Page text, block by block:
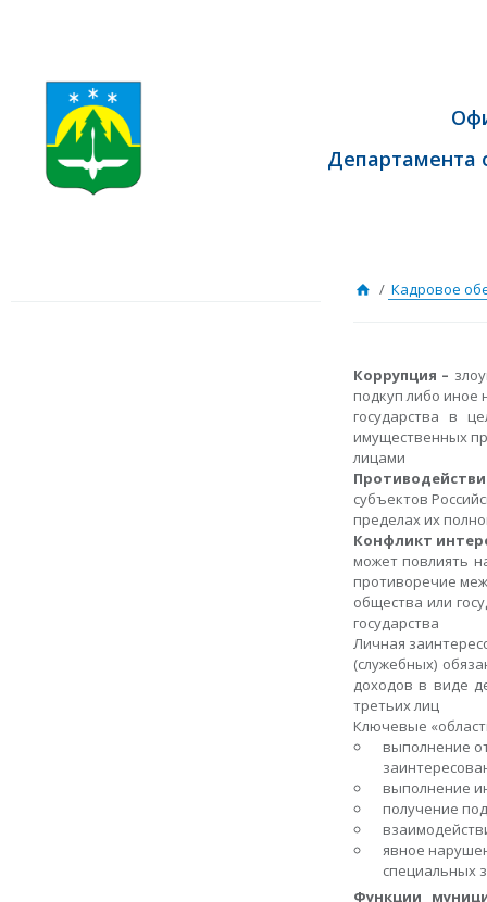
Департамента
/ Кадровое
Коррупция –
подкуп либо иное
государства в
имущественных
лицами
субъектов
пределах их
Конфликт
может повлиять
противоречие
общества или
государства
Личная
(служебных)
доходов в виде
третьих лиц
Ключевые
выполнение
выполнение
получение
явное
специальных
Функции